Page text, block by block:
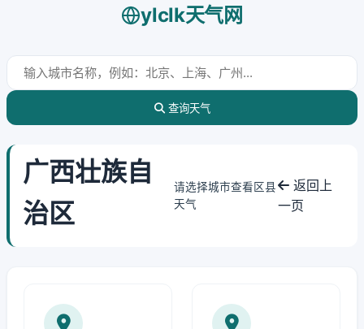
ylclk天气网
查询天气
广西壮族自
治区
请选择城市查看区县
天气
返回上
一页